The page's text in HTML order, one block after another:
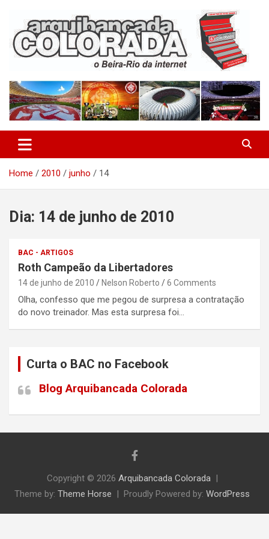
content
Arquibancada Colorada
Home 2010 junho 14
Dia: 14 de junho de 2010
BAC - ARTIGOS
Roth Campeão da Libertadores
14 de junho de 2010 Nelson Roberto 6 Comments
Olha, confesso que me pegou de surpresa a contratação
do novo treinador. Mas esta surpresa foi…
Curta o BAC no Facebook
Blog Arquibancada Colorada
Copyright © 2026 Arquibancada Colorada
Theme by: Theme Horse Proudly Powered by: WordPress